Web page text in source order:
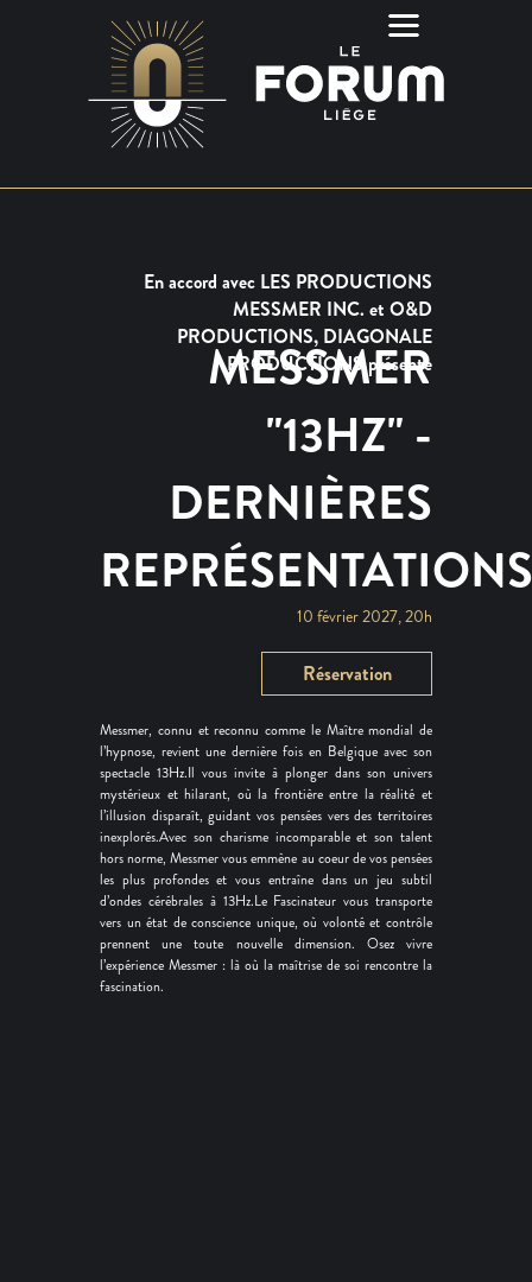
En accord avec LES PRODUCTIONS
MESSMER INC. et O&D
PRODUCTIONS, DIAGONALE
PRODUCTIONS présente
MESSMER
"13HZ" -
DERNIÈRES
REPRÉSENTATIONS
10 février 2027, 20h
Réservation
Messmer, connu et reconnu comme le Maître mondial de
l’hypnose, revient une dernière fois en Belgique avec son
spectacle 13Hz.Il vous invite à plonger dans son univers
mystérieux et hilarant, où la frontière entre la réalité et
l’illusion disparaît, guidant vos pensées vers des territoires
inexplorés.Avec son charisme incomparable et son talent
hors norme, Messmer vous emmène au coeur de vos pensées
les plus profondes et vous entraîne dans un jeu subtil
d’ondes cérébrales à 13Hz.Le Fascinateur vous transporte
vers un état de conscience unique, où volonté et contrôle
prennent une toute nouvelle dimension. Osez vivre
l’expérience Messmer : là où la maîtrise de soi rencontre la
fascination.